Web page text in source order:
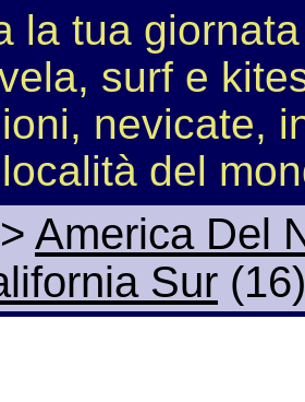
la tua
surf e
nevicate,
del
> America Del
Sur (16)